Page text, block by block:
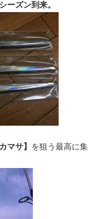
ーズン到来。
マサ】
を狙う最高に集